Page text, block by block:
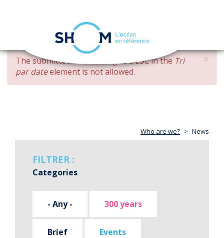
Skip
main
content
navigation
×
ERROR
MESSAGE
The submitted value changed DESCin the Tri
par dateelement is not allowed.
Who are we? News
FILTRER :
Categories
- Any - 300 years
Brief Events